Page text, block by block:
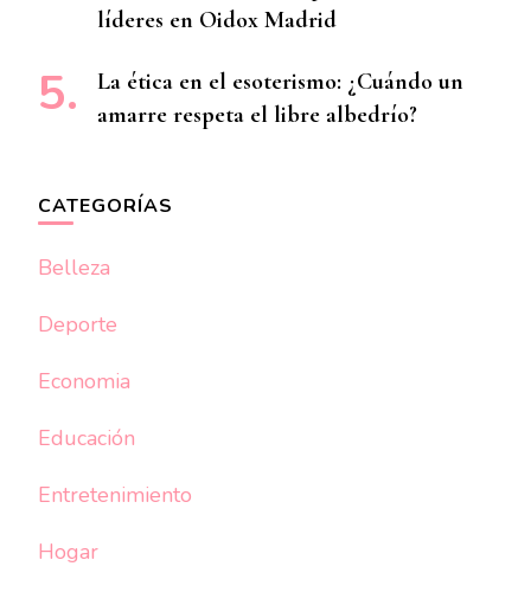
líderes en Oidox Madrid
La ética en el esoterismo: ¿Cuándo un
amarre respeta el libre albedrío?
CATEGORÍAS
Belleza
Deporte
Economia
Educación
Entretenimiento
Hogar